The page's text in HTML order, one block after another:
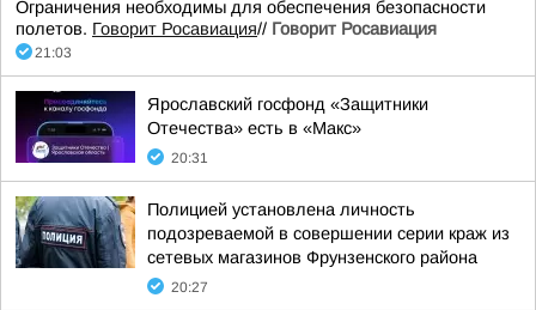
Ограничения необходимы для обеспечения безопасности
полетов. Говорит Росавиация// Говорит Росавиация
21:03
Ярославский госфонд «Защитники
Отечества» есть в «Макс»
20:31
Полицией установлена личность
подозреваемой в совершении серии краж из
сетевых магазинов Фрунзенского района
20:27